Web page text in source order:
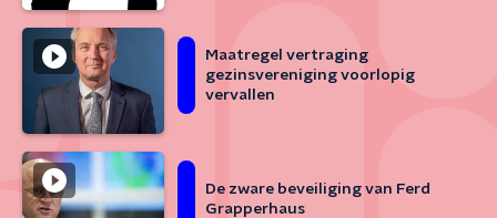
Maatregel vertraging
gezinsvereniging voorlopig
vervallen
De zware beveiliging van Ferd
Grapperhaus